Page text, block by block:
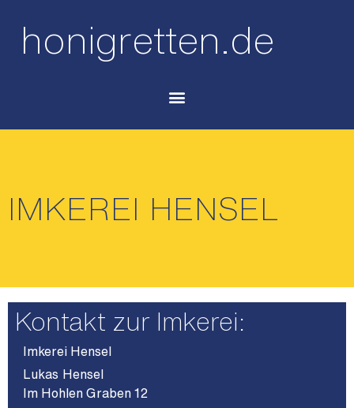
honigretten.de
IMKEREI HENSEL
Kontakt zur Imkerei:
Imkerei Hensel
Lukas Hensel
Im Hohlen Graben 12